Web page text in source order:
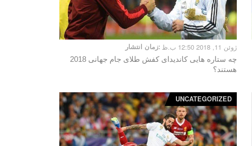
زمان انتشار: ژوئن 11, 2018 12:50 ب.ظ
چه ستاره هایی کاندیدای کفش طلای جام جهانی 2018
هستند؟
UNCATEGORIZED